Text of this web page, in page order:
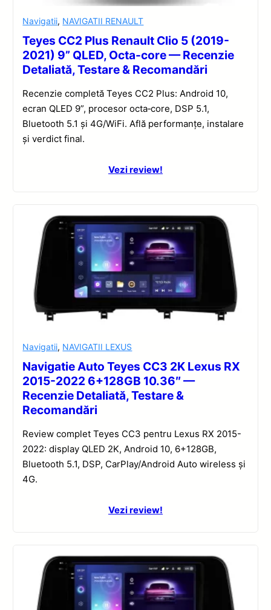
Navigatii, NAVIGATII RENAULT
Teyes CC2 Plus Renault Clio 5 (2019-
2021) 9” QLED, Octa-core — Recenzie
Detaliată, Testare & Recomandări
Recenzie completă Teyes CC2 Plus: Android 10,
ecran QLED 9”, procesor octa‑core, DSP 5.1,
Bluetooth 5.1 și 4G/WiFi. Află performanțe, instalare
și verdict final.
Vezi review!
Navigatii, NAVIGATII LEXUS
Navigatie Auto Teyes CC3 2K Lexus RX
2015-2022 6+128GB 10.36″ —
Recenzie Detaliată, Testare &
Recomandări
Review complet Teyes CC3 pentru Lexus RX 2015-
2022: display QLED 2K, Android 10, 6+128GB,
Bluetooth 5.1, DSP, CarPlay/Android Auto wireless și
4G.
Vezi review!